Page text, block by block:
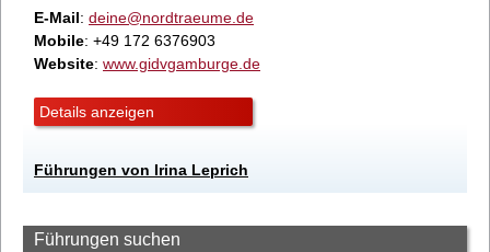
E-Mail: deine@nordtraeume.de
Mobile: +49 172 6376903
Website: www.gidvgamburge.de
Details anzeigen
Führungen von Irina Leprich
Führungen suchen